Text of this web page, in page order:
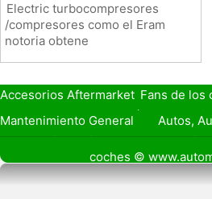
Electric turbocompresores
/compresores como el Eram
notoria obtene
Accesorios Aftermarket Fans de los
Seguro de Coche
Préstamos y
Mantenimiento General
Autos,
Seguridad Vial
Vender Mi Cochecoches ©